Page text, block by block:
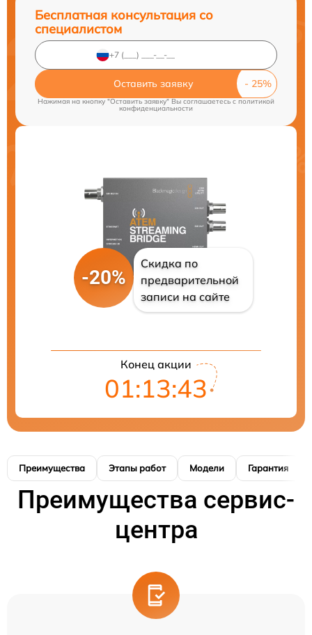
Бесплатная консультация со
специалистом
Оставить заявку
Нажимая на кнопку "Оставить заявку" Вы соглашаетесь cполитикой
конфиденциальности
-20%
Скидка по
предварительной
записи на сайте
Конец акции
01:13:42
Преимущества Этапы работ Модели Гарантия
Преимущества сервис-
центра